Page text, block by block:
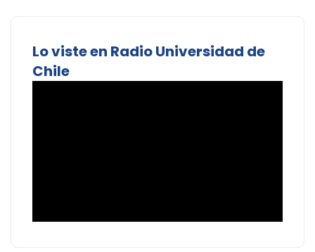
Lo viste en Radio Universidad de
Chile